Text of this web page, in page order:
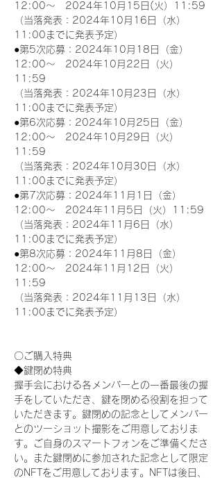
12:00～　2024年10月15日(火）11:59
（当落発表：2024年10月16日（水）
11:00までに発表予定）
●第5次応募：2024年10月18日（金）
12:00～　2024年10月22日（火）
11:59
（当落発表：2024年10月23日（水）
11:00までに発表予定）
●第6次応募：2024年10月25日（金）
12:00～　2024年10月29日（火）
11:59
（当落発表：2024年10月30日（水）
11:00までに発表予定）
●第7次応募：2024年11月1日（金）
12:00～　2024年11月5日（火）11:59
（当落発表：2024年11月6日（水）
11:00までに発表予定）
●第8次応募：2024年11月8日（金）
12:00～　2024年11月12日（火）
11:59
（当落発表：2024年11月13日（水）
11:00までに発表予定）
〇ご購入特典
◆鍵閉め特典
握手会における各メンバーとの一番最後の握
手をしていただき、鍵を閉める役割を担って
いただきます。鍵閉めの記念としてメンバー
とのツーショット撮影をご用意しておりま
す。ご自身のスマートフォンをご準備くださ
い。また鍵閉めに参加された記念として限定
のNFTをご用意しております。NFTは後日、